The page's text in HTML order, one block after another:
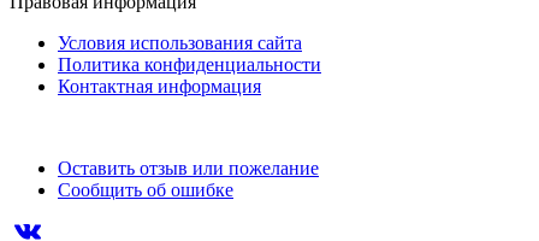
Условия использования сайта
Политика конфиденциальности
Контактная информация
Оставить отзыв или пожелание
Сообщить об ошибке